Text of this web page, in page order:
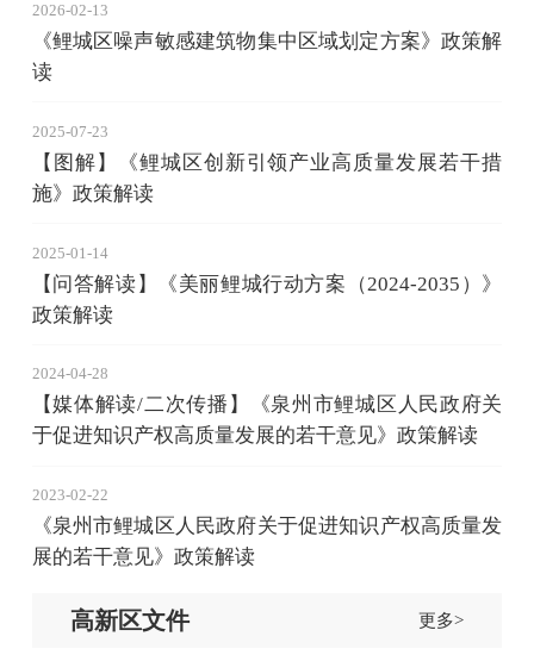
2026-02-13
《鲤城区噪声敏感建筑物集中区域划定方案》政策解
读
2025-07-23
【图解】《鲤城区创新引领产业高质量发展若干措
施》政策解读
2025-01-14
【问答解读】《美丽鲤城行动方案（2024-2035）》
政策解读
2024-04-28
【媒体解读/二次传播】《泉州市鲤城区人民政府关
于促进知识产权高质量发展的若干意见》政策解读
2023-02-22
《泉州市鲤城区人民政府关于促进知识产权高质量发
展的若干意见》政策解读
高新区文件 更多>